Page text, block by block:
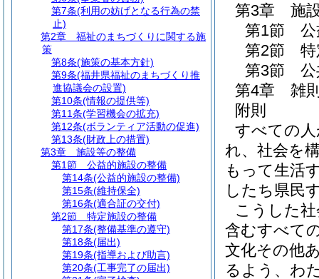
第3章
施
第1節
第2節
第3節
第4章
雑
附則
すべての
れ、社会を
もって生活
したち県民
こうした
含むすべて
文化その他
るよう、わ
第7条(利用の妨げとなる行為の禁
止)
第2章
福祉のまちづくりに関する施
策
第8条(施策の基本方針)
第9条(福井県福祉のまちづくり推
進協議会の設置)
第10条(情報の提供等)
第11条(学習機会の拡充)
第12条(ボランティア活動の促進)
第13条(財政上の措置)
第3章
施設等の整備
第1節
公益的施設の整備
第14条(公益的施設の整備)
第15条(維持保全)
第16条(適合証の交付)
第2節
特定施設の整備
第17条(整備基準の遵守)
第18条(届出)
第19条(指導および助言)
第20条(工事完了の届出)